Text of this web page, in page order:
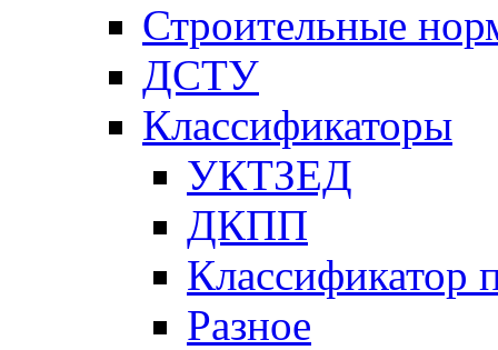
Строительные
ДСТУ
Классификаторы
УКТЗЕД
ДКПП
Классификатор
Разное